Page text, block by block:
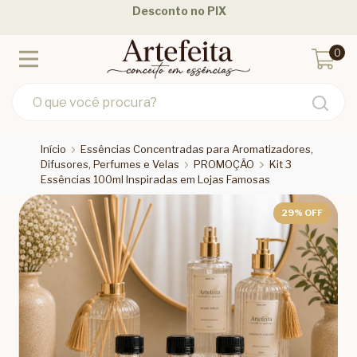
Desconto no PIX
0
Início
Essências Concentradas para Aromatizadores,
Difusores, Perfumes e Velas
PROMOÇÃO
Kit 3
Essências 100ml Inspiradas em Lojas Famosas
29% OFF